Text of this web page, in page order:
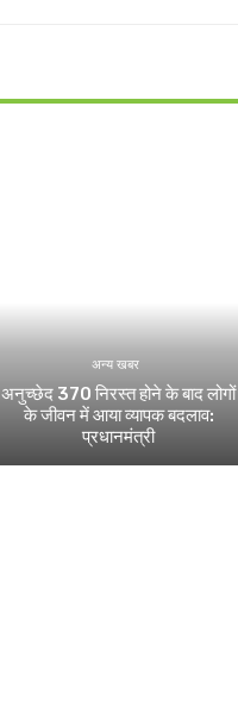
अन्य खबर
अनुच्छेद 370 निरस्त होने के बाद लोगों
के जीवन में आया व्यापक बदलाव:
प्रधानमंत्री